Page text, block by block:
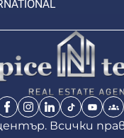
Всички